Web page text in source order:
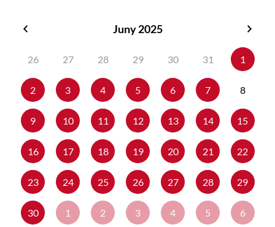
Juny 2025
26
27 28 29 30 31 1
2 3 4 5 6 7 8
9 10 11 12 13 14 15
16 17 18 19 20 21 22
23 24 25 26 27 28 29
30 1 2 3 4 5 6